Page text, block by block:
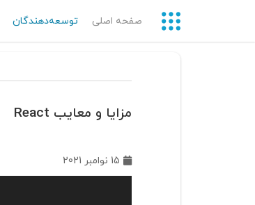
صفحه اصلی توسعه‌دهندگان‌
مزایا و معایب React
15 نوامبر 2021